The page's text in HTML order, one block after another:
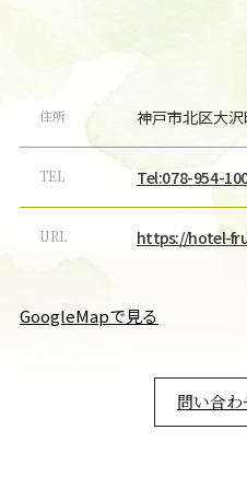
住所 神戸市北区大
TEL Tel:078-954-
URL https://hotel-
GoogleMapで見る
問い合わ